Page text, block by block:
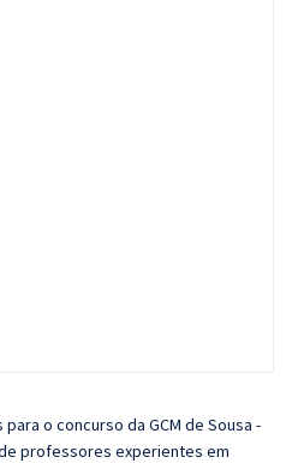
o concurso da GCM de Sousa -
professores experientes em